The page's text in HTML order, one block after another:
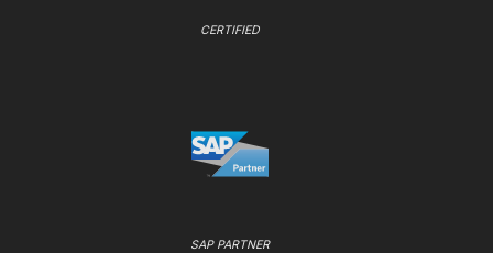
CERTIFIED
SAP PARTNER